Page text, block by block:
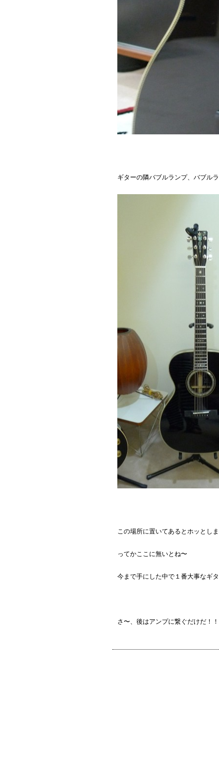
ギターの隣バブルランプ、バブル
この場所に置いてあるとホッとし
ってかここに無いとね〜
今まで手にした中で１番大事なギ
さ〜、後はアンプに繋ぐだけだ！！